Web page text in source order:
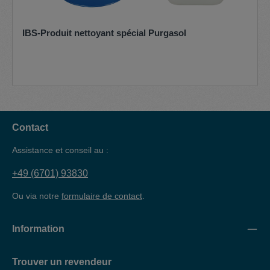
IBS-Produit nettoyant spécial Purgasol
Contact
Assistance et conseil au :
+49 (6701) 93830
Ou via notre formulaire de contact
Information
Trouver un revendeur